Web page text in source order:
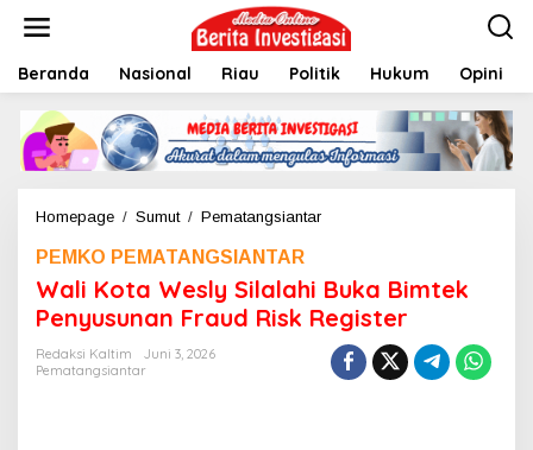
t
Beranda Nasional Riau Politik Hukum Opini
Homepage / Sumut / Pematangsiantar
K
o
PEMKO PEMATANGSIANTAR
Wali Kota Wesly Silalahi Buka Bimtek
Penyusunan Fraud Risk Register
Redaksi Kaltim
Juni 3, 2026
Pematangsiantar